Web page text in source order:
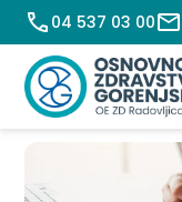
Preskoči
na
vsebino
04 537 03 00